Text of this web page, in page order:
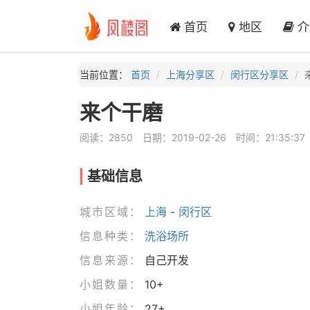
首页 地区 介
当前位置： 首页 上海分享区 闵行区分享区
来个干磨
阅读：2850 日期：2019-02-26 时间：21:35:37
基础信息
城市区域： 上海- 闵行区
信息种类：
洗浴场所
信息来源：
自己开发
小姐数量：
10+